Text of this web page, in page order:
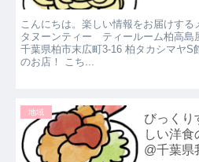
こんにちは。楽しい情報をお届けす
タヌーンティー ティールーム柏高島
千葉県柏市末広町3-16 柏タカシマヤS
のお店！ こち...
地域
びっくり
しい洋食
@千葉県